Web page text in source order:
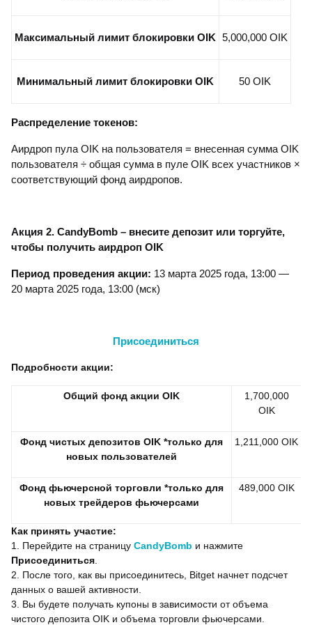
Максимальный лимит блокировки OIK 5,000,000 OIK
Минимальный лимит блокировки OIK 50 OIK
Распределение токенов:
Аирдроп пула OIK на пользователя = внесенная сумма OIK
пользователя ÷ общая сумма в пуле OIK всех участников ×
соответствующий фонд аирдропов.
Акция 2. CandyBomb – внесите депозит или торгуйте,
чтобы получить аирдроп OIK
Период проведения акции: 13 марта 2025 года, 13:00 —
20 марта 2025 года, 13:00 (мск)
Присоединиться
Подробности акции:
Общий фонд акции OIK
1,700,000
OIK
Фонд чистых депозитов OIK *только для
новых пользователей
1,211,000 OIK
Фонд фьючерсной торговли *только для
новых трейдеров фьючерсами
489,000 OIK
Как принять участие:
1. Перейдите на страницу CandyBomb и нажмите
Присоединиться
2. После того, как вы присоединитесь, Bitget начнет подсчет
данных о вашей активности.
3. Вы будете получать купоны в зависимости от объема
чистого депозита OIK и объема торговли фьючерсами.